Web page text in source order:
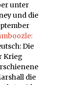
unter
und die
Die
Krieg
die